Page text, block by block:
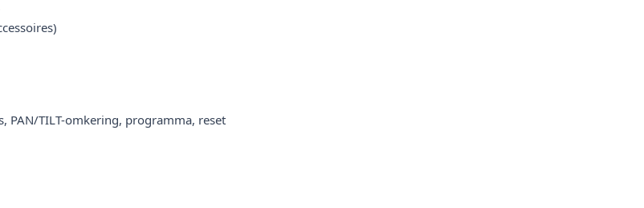
PAN/TILT-omkering, programma, reset